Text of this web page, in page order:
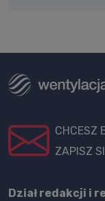
CHCESZ
ZAPISZ
Dział redakcji i